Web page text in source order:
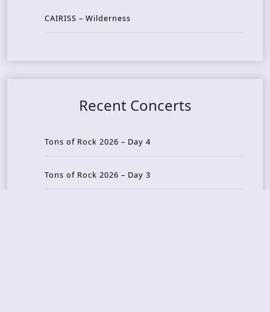
CAIRISS – Wilderness
Recent Concerts
Tons of Rock 2026 – Day 4
Tons of Rock 2026 – Day 3